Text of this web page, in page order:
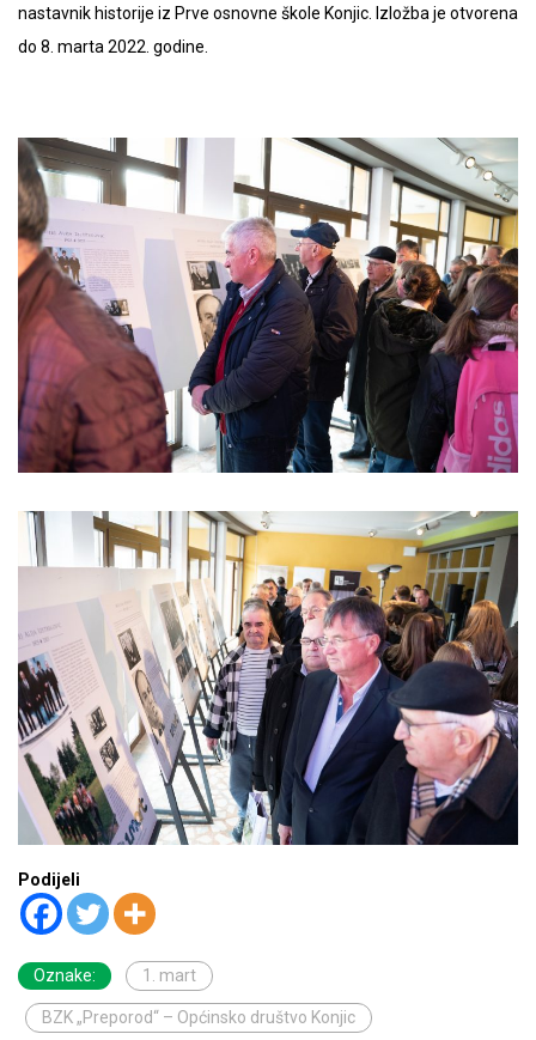
nastavnik historije iz Prve osnovne škole Konjic. Izložba je otvorena
do 8. marta 2022. godine.
Podijeli
Oznake: 1. mart
BZK „Preporod“ – Općinsko društvo Konjic